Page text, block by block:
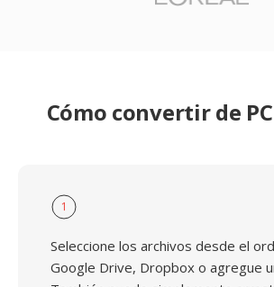
Cómo convertir de
1
Seleccione los archivos desde el
Google Drive, Dropbox o agregue